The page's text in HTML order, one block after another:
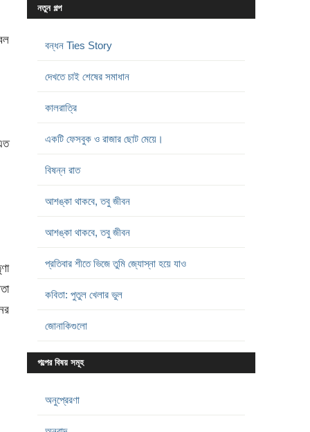
নতুন গল্প
বন্ধন Ties Story
দেখতে চাই শেষের সমাধান
কালরাত্রি
একটি ফেসবুক ও রাজার ছোট মেয়ে।
বিষন্ন রাত
আশঙ্কা থাকবে, তবু জীবন
আশঙ্কা থাকবে, তবু জীবন
প্রতিবার শীতে ভিজে তুমি জ্যোস্না হয়ে যাও
কবিতা: পুতুল খেলার ভুল
জোনাকিগুলো
গল্পের বিষয় সমূহ
অনুপ্রেরণা